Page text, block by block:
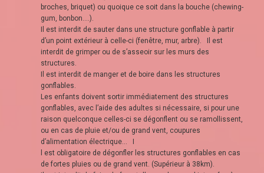
broches, briquet) ou quoique ce soit dans la bouche (chewing-
gum, bonbon….).
Il est interdit de sauter dans une structure gonflable à partir
d’un point extérieur à celle-ci (fenêtre, mur, arbre). Il est
interdit de grimper ou de s’asseoir sur les murs des
structures.
Il est interdit de manger et de boire dans les structures
gonflables.
Les enfants doivent sortir immédiatement des structures
gonflables, avec l’aide des adultes si nécessaire, si pour une
raison quelconque celles-ci se dégonflent ou se ramollissent,
ou en cas de pluie et/ou de grand vent, coupures
d’alimentation électrique… I
l est obligatoire de dégonfler les structures gonflables en cas
de fortes pluies ou de grand vent. (Supérieur à 38km).